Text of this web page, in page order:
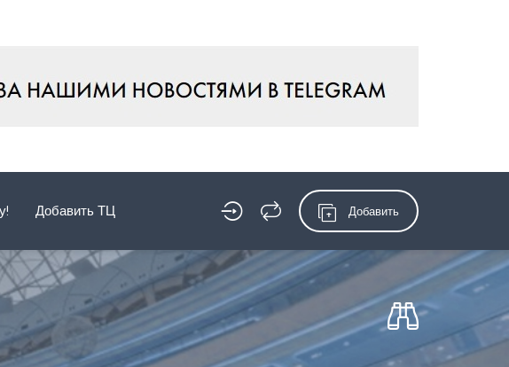
Добавить ТЦ Добавить